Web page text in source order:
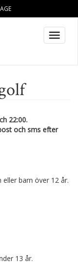
Toggle
22:00.
och sms efter
barn över 12 år.
13 år.